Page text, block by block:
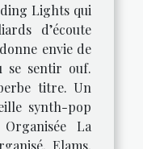
Lights qui
d’écoute
envie de
se sentir ouf.
titre. Un
synth-pop
La
Elams,